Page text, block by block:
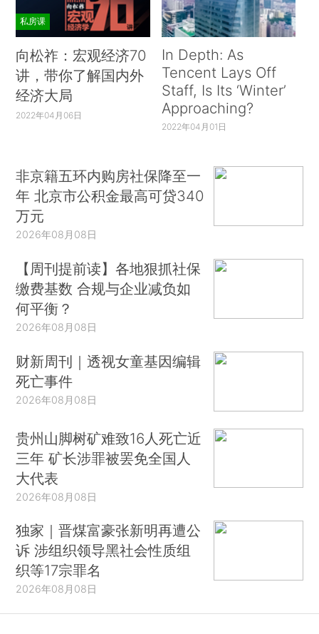
私房课
向松祚：宏观经济70
讲，带你了解国内外
经济大局
2022年04月06日
In Depth: As
Tencent Lays Off
Staff, Is Its ‘Winter’
Approaching?
2022年04月01日
非京籍五环内购房社保降至一
年 北京市公积金最高可贷340
万元
2026年08月08日
【周刊提前读】各地狠抓社保
缴费基数 合规与企业减负如
何平衡？
2026年08月08日
财新周刊｜透视女童基因编辑
死亡事件
2026年08月08日
贵州山脚树矿难致16人死亡近
三年 矿长涉罪被罢免全国人
大代表
2026年08月08日
独家｜晋煤富豪张新明再遭公
诉 涉组织领导黑社会性质组
织等17宗罪名
2026年08月08日